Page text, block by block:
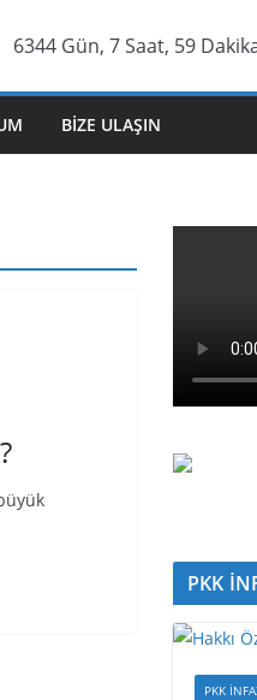
6344 Gün, 7 Saat, 59
BIZE ULAŞIN
PKK
PKK